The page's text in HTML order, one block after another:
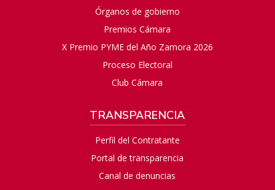
Órganos de gobierno
Premios Cámara
X Premio PYME del Año Zamora 2026
Proceso Electoral
Club Cámara
TRANSPARENCIA
Perfil del Contratante
Portal de transparencia
Canal de denuncias